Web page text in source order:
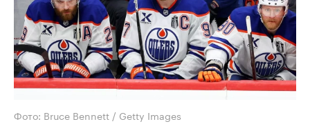
Фото: Bruce Bennett / Getty Images